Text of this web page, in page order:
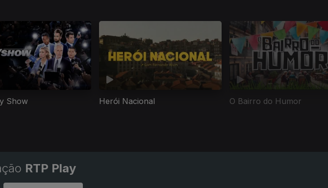
Show Herói Nacional O Bairro do Humor
RTP Play